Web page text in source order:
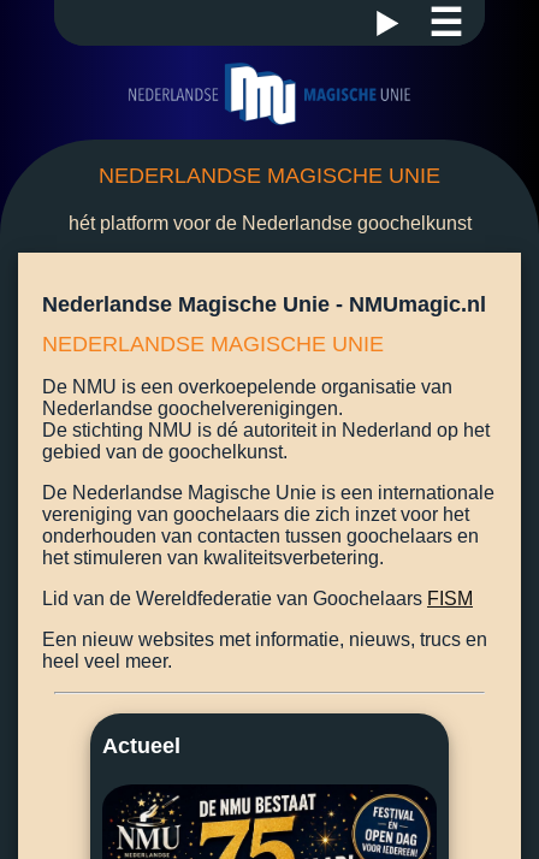
☰
NEDERLANDSE MAGISCHE UNIE
hét platform voor de Nederlandse goochelkunst
Nederlandse Magische Unie - NMUmagic.nl
NEDERLANDSE MAGISCHE UNIE
De NMU is een overkoepelende organisatie van
Nederlandse goochelverenigingen.
De stichting NMU is dé autoriteit in Nederland op het
gebied van de goochelkunst.
De Nederlandse Magische Unie is een internationale
vereniging van goochelaars die zich inzet voor het
onderhouden van contacten tussen goochelaars en
het stimuleren van kwaliteitsverbetering.
Lid van de Wereldfederatie van Goochelaars FISM
Een nieuw websites met informatie, nieuws, trucs en
heel veel meer.
Actueel